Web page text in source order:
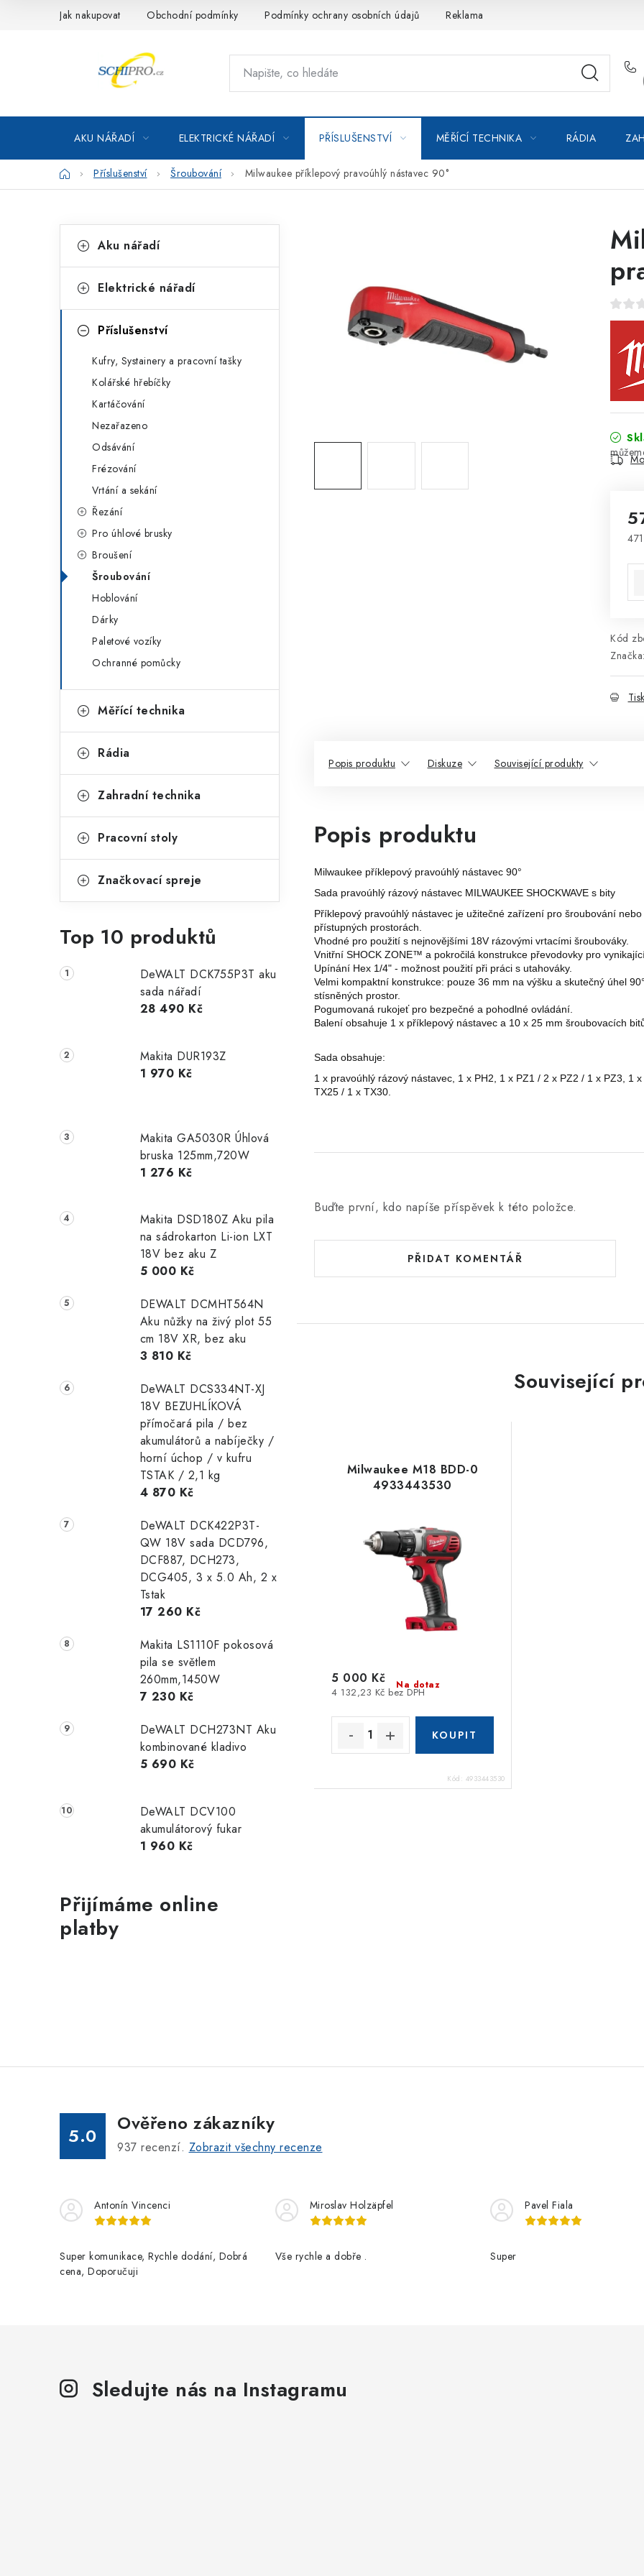
Jak nakupovat Obchodní podmínky Podmínky ochrany osobních údajů Reklamace Moje
AKU NÁŘADÍ ELEKTRICKÉ NÁŘADÍ PŘÍSLUŠENSTVÍ MĚŘÍCÍ TECHNIKA RÁDIA
DomůPříslušenství Šroubování Milwaukee příklepový pravoúhlý nástavec 90°
o
t
e
l
kategorie
a
e
Aku nářadí
Elektrické nářadí
Příslušenství
Kufry, Systainery a pracovní tašky
Kolářské hřebíčky
Kartáčování
Nezařazeno
Odsávání
Frézování
Vrtání a sekání
Řezání
Pro úhlové brusky
Broušení
Šroubování
Hoblování
Dárky
Paletové vozíky
Ochranné pomůcky
Měřící technika
Rádia
Zahradní technika
Pracovní stoly
Značkovací spreje
Top 10 produktů
DeWALT DCK755P3T aku
sada nářadí
28 490 Kč
Makita DUR193Z
1 970 Kč
Makita GA5030R Úhlová
bruska 125mm,720W
1 276 Kč
Makita DSD180Z Aku pila
na sádrokarton Li-ion LXT
18V bez aku Z
5 000 Kč
DEWALT DCMHT564N
Aku nůžky na živý plot 55
cm 18V XR, bez aku
3 810 Kč
DeWALT DCS334NT-XJ
18V BEZUHLÍKOVÁ
přímočará pila / bez
akumulátorů a nabíječky /
horní úchop / v kufru
TSTAK / 2,1 kg
4 870 Kč
DeWALT DCK422P3T-
QW 18V sada DCD796,
DCF887, DCH273,
DCG405, 3 x 5.0 Ah, 2 x
Tstak
17 260 Kč
Makita LS1110F pokosová
pila se světlem
260mm,1450W
7 230 Kč
DeWALT DCH273NT Aku
kombinované kladivo
5 690 Kč
DeWALT DCV100
akumulátorový fukar
1 960 Kč
Přijímáme online
platby
Kód
Značka:
Tisk
Popis produktu Diskuze Související produkty
Popis produktu
Milwaukee příklepový pravoúhlý nástavec 90°
Sada pravoúhlý rázový nástavec MILWAUKEE SHOCKWAVE s bity
Příklepový pravoúhlý nástavec je užitečné zařízení pro šroubování
přístupných prostorách.
Vhodné pro použití s nejnovějšími 18V rázovými vrtacími šroubováky.
Vnitřní SHOCK ZONE™ a pokročilá konstrukce převodovky pro
Upínání Hex 1/4" - možnost použití při práci s utahováky.
Velmi kompaktní konstrukce: pouze 36 mm na výšku a skutečný úhel
stísněných prostor.
Pogumovaná rukojeť pro bezpečné a pohodlné ovládání.
Balení obsahuje 1 x příklepový nástavec a 10 x 25 mm šroubovacích
Sada obsahuje:
1 x pravoúhlý rázový nástavec, 1 x PH2, 1 x PZ1 / 2 x PZ2 / 1 x PZ3, 1
TX25 / 1 x TX30.
Buďte první, kdo napíše příspěvek k této položce.
PŘIDAT KOMENTÁŘ
Související
Milwaukee M18 BDD-0
4933443530
Na dotaz
4 132,23 Kč bez DPH
5 000 Kč
Kód: 4933443530
5.0
Ověřeno zákazníky
937 recenzí. Zobrazit všechny recenze
Antonín Vincenci
Super komunikace, Rychle dodání, Dobrá
cena, Doporučuji
Miroslav Holzäpfel
Vše rychle a dobře .
Pavel Fiala
Super
Sledujte nás na Instagramu